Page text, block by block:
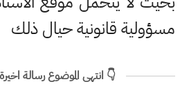
مسؤولية قانونية حيال ذلك
👇 انتهى الموضوع رسالة